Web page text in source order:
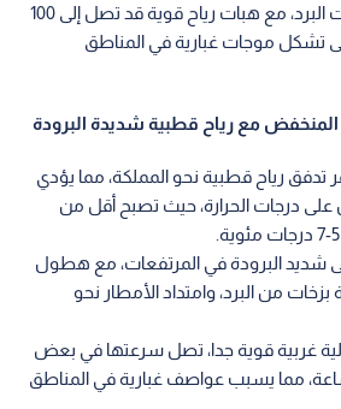
مصحوبة بالرعد وزخات البرد، مع هبات رياح قوية قد تصل إلى 100
تشكل موجات غبارية في المناطق
المنخفض مع رياح قطبية شديدة البرودة
رياح قطبية نحو المملكة، مما يؤدي
درجات الحرارة، حيث تصبح أقل من
شديد البرودة في المرتفعات، مع هطول
من البرد، وامتداد الأمطار نحو
غربية قوية جدا، تصل سرعتها في بعض
إلى 100 كم/ساعة، مما يسبب عواصف غبارية في المناطق